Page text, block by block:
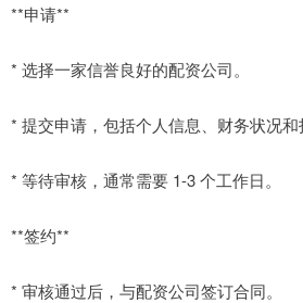
**申请**
* 选择一家信誉良好的配资公司。
* 提交申请，包括个人信息、财务状况和
* 等待审核，通常需要 1-3 个工作日。
**签约**
* 审核通过后，与配资公司签订合同。